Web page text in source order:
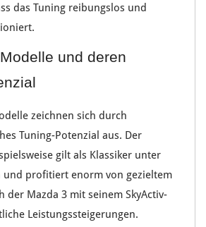
das Tuning reibungslos und
und deren
zeichnen sich durch
Tuning-Potenzial aus. Der
gilt als Klassiker unter
und profitiert enorm von gezieltem
der Mazda 3 mit seinem SkyActiv-
Leistungssteigerungen.